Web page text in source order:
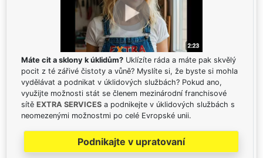
Máte cit a sklony k úklidům? Uklízíte ráda a máte pak skvělý
pocit z té zářivé čistoty a vůně? Myslíte si, že byste si mohla
vydělávat a podnikat v úklidových službách? Pokud ano,
využijte možnosti stát se členem mezinárodní franchisové
sítě EXTRA SERVICES a podnikejte v úklidových službách s
neomezenými možnostmi po celé Evropské unii.
Podnikajte v upratovaní